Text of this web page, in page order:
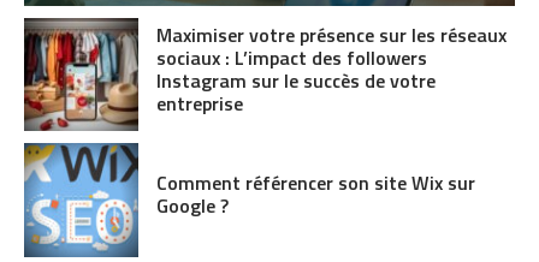
Maximiser votre présence sur les réseaux
sociaux : L’impact des followers
Instagram sur le succès de votre
entreprise
Comment référencer son site Wix sur
Google ?